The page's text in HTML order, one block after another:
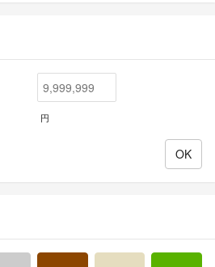
円